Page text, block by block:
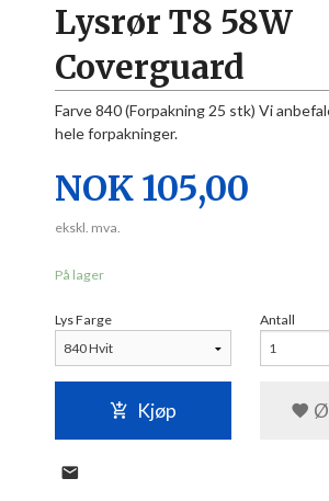
Lysrør T8 58W
Coverguard
Farve 840 (Forpakning 25 stk) Vi
hele forpakninger.
Pris
NOK 105,00
ekskl. mva.
På lager
Lys Farge Antall
Kjøp